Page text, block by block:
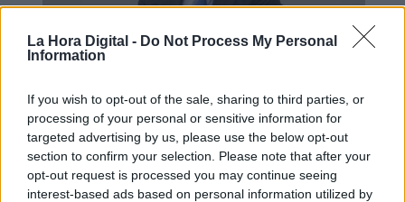
La Hora Digital - Do Not Process My Personal
Information
If you wish to opt-out of the sale, sharing to third parties, or
processing of your personal or sensitive information for
targeted advertising by us, please use the below opt-out
section to confirm your selection. Please note that after your
opt-out request is processed you may continue seeing
interest-based ads based on personal information utilized by
El ministro de Cultura y Deportes
confirma que la selección española
se vacunará antes de la Eurocopa